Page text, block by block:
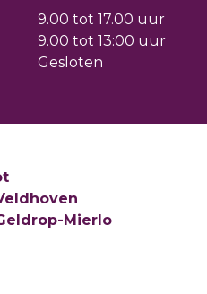
9.00 tot 17.00 uur
9.00 tot 13:00 uur
Gesloten
Mierlo